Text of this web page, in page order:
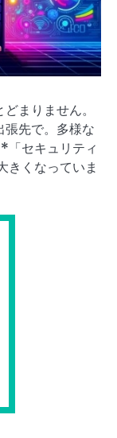
まりません。
張先で。多様な
「セキュリティ
きくなっていま